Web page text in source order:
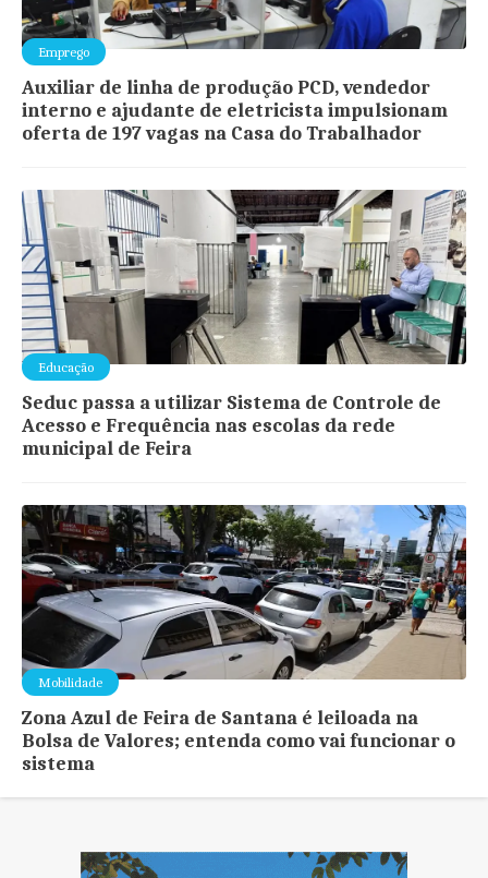
Emprego
Auxiliar de linha de produção PCD, vendedor
interno e ajudante de eletricista impulsionam
oferta de 197 vagas na Casa do Trabalhador
Educação
Seduc passa a utilizar Sistema de Controle de
Acesso e Frequência nas escolas da rede
municipal de Feira
Mobilidade
Zona Azul de Feira de Santana é leiloada na
Bolsa de Valores; entenda como vai funcionar o
sistema